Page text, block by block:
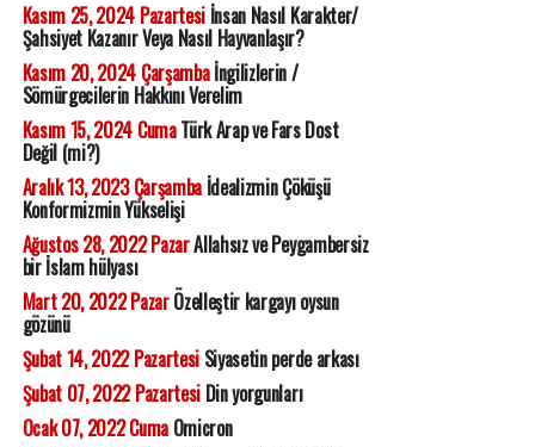
Kasım 25, 2024 Pazartesiİnsan Nasıl Karakter/
Şahsiyet Kazanır Veya Nasıl Hayvanlaşır?
Kasım 20, 2024 Çarşambaİngilizlerin /
Sömürgecilerin Hakkını Verelim
Kasım 15, 2024 CumaTürk Arap ve Fars Dost
Değil (mi?)
Aralık 13, 2023 Çarşambaİdealizmin Çöküşü
Konformizmin Yükselişi
Ağustos 28, 2022 PazarAllahsız ve Peygambersiz
bir İslam hülyası
Mart 20, 2022 PazarÖzelleştir kargayı oysun
gözünü
Şubat 14, 2022 PazartesiSiyasetin perde arkası
Şubat 07, 2022 PazartesiDin yorgunları
Ocak 07, 2022 CumaOmicron